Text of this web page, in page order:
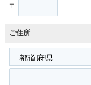
〒
ご住所